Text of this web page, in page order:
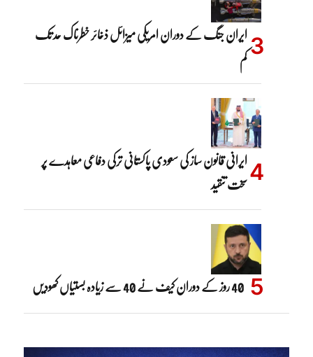
ایران جنگ کے دوران امریکی میزائل ذخائر خطرناک حد تک
کم
ایرانی قانون ساز کی سعودی پاکستانی ترکی دفاعی معاہدے پر
سخت تنقید
40 روز کے دوران کیف نے 40 سے زیادہ بستیاں کھودیں